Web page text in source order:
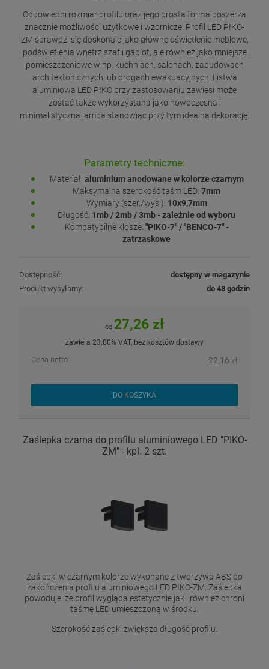
Odpowiedni rozmiar profilu oraz jego prosta forma poszerza
znacznie możliwości użytkowe i wzornicze. Profil LED PIKO-
ZM sprawdzi się doskonale jako główne oświetlenie meblowe,
podświetlenia wnętrz szaf i gablot, ale również jako mniejsze
pomieszczeniowe w np. kuchniach, salonach, zabudowach
architektonicznych lub drogach ewakuacyjnych. Listwa
aluminiowa LED PIKO przy zastosowaniu zawiesi może
zostać także wykorzystana jako nowoczesna i
minimalistyczna lampa stanowiąc przy tym idealną dekorację.
Parametry techniczne:
Materiał: aluminium anodowane w kolorze czarnym
Maksymalna szerokość taśm LED: 7mm
Wymiary (szer./wys.): 10x9,7mm
Długość: 1mb / 2mb / 3mb - zależnie od wyboru
Kompatybilne klosze: "PIKO-7" / "BENCO-7" -
zatrzaskowe
Dostępność:
dostępny w magazynie
Produkt wysyłamy:
do 48 godzin
od 27,26 zł
zawiera 23.00% VAT, bez kosztów dostawy
Cena netto: 22,16 zł
DO KOSZYKA
Zaślepka czarna do profilu aluminiowego LED "PIKO-
ZM" - kpl. 2 szt.
Zaślepki w czarnym kolorze wykonane z tworzywa ABS do
zakończenia profilu aluminiowego LED PIKO-ZM. Zaślepka
powoduje, że profil wygląda estetycznie jak i również chroni
taśmę LED umieszczoną w środku.
Szerokość zaślepki zwiększa długość profilu.